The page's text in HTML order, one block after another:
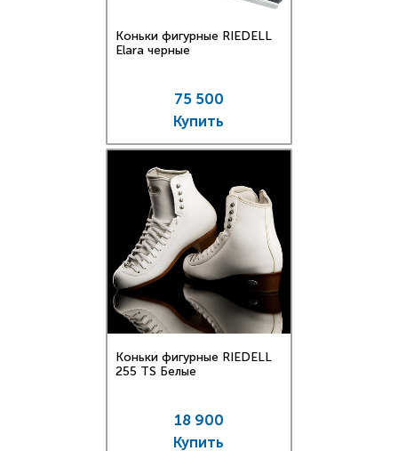
Коньки фигурные RIEDELL
Elara черные
75 500
Купить
Коньки фигурные RIEDELL
255 TS Белые
18 900
Купить